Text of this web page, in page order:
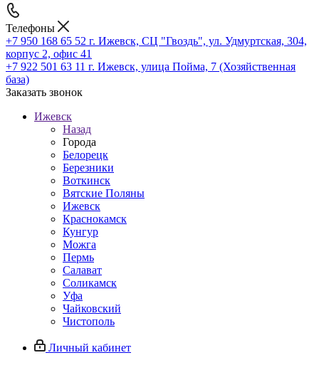
Телефоны
+7 950 168 65 52 г. Ижевск, СЦ "Гвоздь", ул. Удмуртская, 304,
корпус 2, офис 41
+7 922 501 63 11 г. Ижевск, улица Пойма, 7 (Хозяйственная
база)
Заказать звонок
Ижевск
Назад
Города
Белорецк
Березники
Воткинск
Вятские Поляны
Ижевск
Краснокамск
Кунгур
Можга
Пермь
Салават
Соликамск
Уфа
Чайковский
Чистополь
Личный кабинет